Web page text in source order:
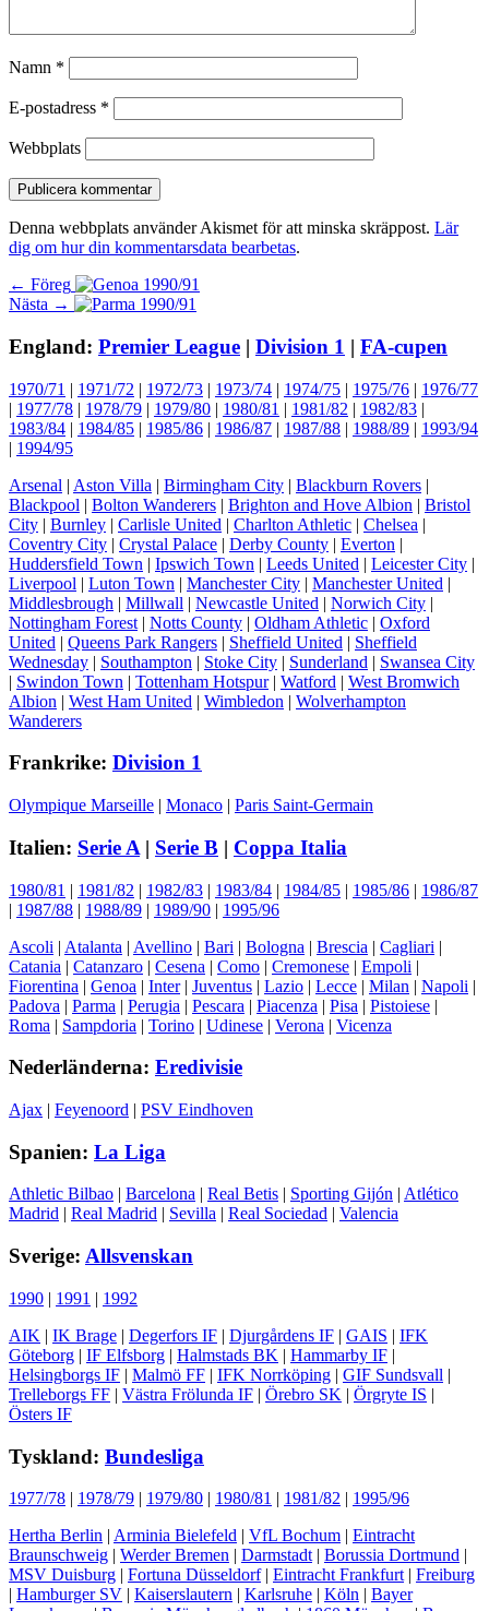
Namn *
E-postadress *
Webbplats
Denna webbplats använder Akismet för att minska skräppost. Lär
dig om hur din kommentarsdata bearbetas.
Inläggsnavigering
← Föreg Föregående
inlägg:
Nästa → Nästa
England: Premier League | Division 1 | FA-cupen
1970/71 | 1971/72 | 1972/73 | 1973/74 | 1974/75 | 1975/76 | 1976/77
| 1977/78 | 1978/79 | 1979/80 | 1980/81 | 1981/82 | 1982/83 |
1983/84 | 1984/85 | 1985/86 | 1986/87 | 1987/88 | 1988/89 | 1993/94
| 1994/95
Arsenal | Aston Villa | Birmingham City | Blackburn Rovers |
Blackpool | Bolton Wanderers | Brighton and Hove Albion | Bristol
City | Burnley | Carlisle United | Charlton Athletic | Chelsea |
Coventry City | Crystal Palace | Derby County | Everton |
Huddersfield Town | Ipswich Town | Leeds United | Leicester City |
Liverpool | Luton Town | Manchester City | Manchester United |
Middlesbrough | Millwall | Newcastle United | Norwich City |
Nottingham Forest | Notts County | Oldham Athletic | Oxford
United | Queens Park Rangers | Sheffield United | Sheffield
Wednesday | Southampton | Stoke City | Sunderland | Swansea City
| Swindon Town | Tottenham Hotspur| Watford | West Bromwich
Albion | West Ham United | Wimbledon | Wolverhampton
Wanderers
Frankrike: Division 1
Olympique Marseille | Monaco | Paris Saint-Germain
Italien: Serie A | Serie B | Coppa Italia
1980/81 | 1981/82 | 1982/83 | 1983/84 | 1984/85 | 1985/86 | 1986/87
| 1987/88 | 1988/89 | 1989/90 | 1995/96
Ascoli | Atalanta | Avellino | Bari | Bologna | Brescia | Cagliari |
Catania | Catanzaro | Cesena | Como | Cremonese | Empoli |
Fiorentina | Genoa | Inter| Juventus | Lazio | Lecce | Milan | Napoli |
Padova | Parma | Perugia | Pescara | Piacenza | Pisa | Pistoiese |
Roma | Sampdoria | Torino | Udinese | Verona | Vicenza
Nederländerna: Eredivisie
Ajax | Feyenoord | PSV Eindhoven
Spanien: La Liga
Athletic Bilbao | Barcelona | Real Betis | Sporting Gijón | Atlético
Madrid | Real Madrid | Sevilla | Real Sociedad | Valencia
Sverige: Allsvenskan
1990 | 1991 | 1992
AIK | IK Brage | Degerfors IF | Djurgårdens IF | GAIS | IFK
Göteborg | IF Elfsborg | Halmstads BK | Hammarby IF |
Helsingborgs IF | Malmö FF | IFK Norrköping | GIF Sundsvall |
Trelleborgs FF | Västra Frölunda IF | Örebro SK | Örgryte IS |
Östers IF
Tyskland: Bundesliga
1977/78 | 1978/79 | 1979/80 | 1980/81 | 1981/82 | 1995/96
Hertha Berlin | Arminia Bielefeld | VfL Bochum | Eintracht
Braunschweig | Werder Bremen | Darmstadt | Borussia Dortmund |
MSV Duisburg | Fortuna Düsseldorf| Eintracht Frankfurt | Freiburg
| Hamburger SV | Kaiserslautern | Karlsruhe | Köln | Bayer